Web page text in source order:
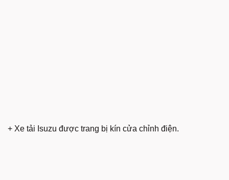
+ Xe tải Isuzu được trang bị kín cửa chỉnh điện.